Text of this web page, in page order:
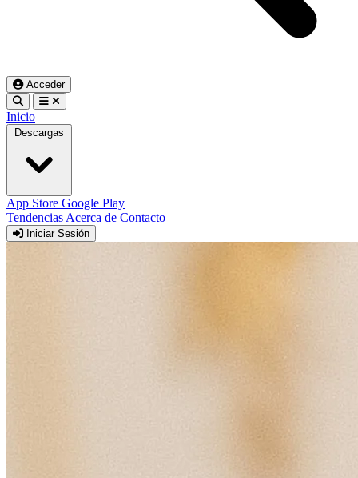
Acceder
Inicio
Descargas
App Store Google Play
Tendencias Acerca de Contacto
Iniciar Sesión